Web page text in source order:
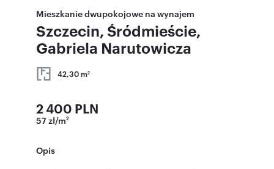
Mieszkanie dwupokojowe na wynajem
Szczecin, Śródmieście,
Gabriela Narutowicza
42,30 m2
2 400 PLN
57 zł/m2
Opis